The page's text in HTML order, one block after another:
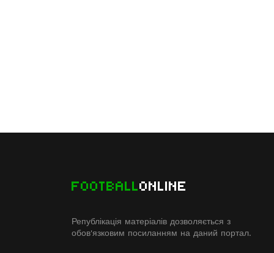
FOOTBALLONLINE
Републікація матеріалів дозволяється з
обов'язковим посиланням на даний портал.